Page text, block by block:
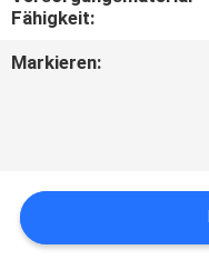
UNS
IN
SIE
EIN
Fähigkeit:
Markieren: